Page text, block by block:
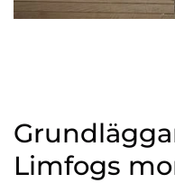
Limfogs